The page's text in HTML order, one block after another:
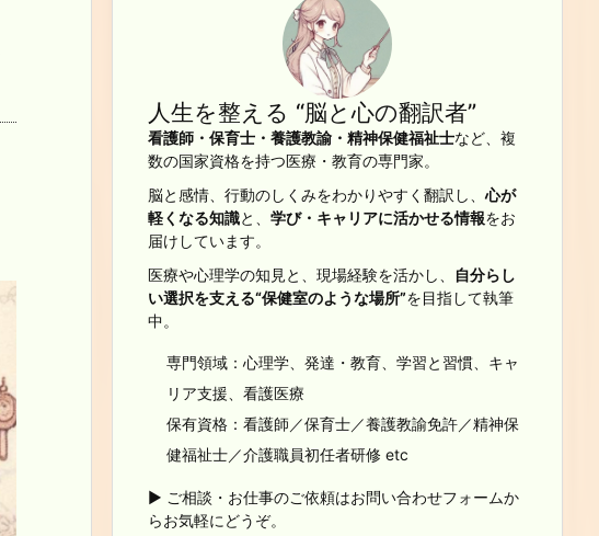
人生を整える “脳と心の翻訳者”
看護師・保育士・養護教諭・精神保健福祉士など、複
数の国家資格を持つ医療・教育の専門家。
脳と感情、行動のしくみをわかりやすく翻訳し、 心が
軽くなる知識と、 学び・キャリアに活かせる情報をお
届けしています。
医療や心理学の知見と、現場経験を活かし、
自分らし
い選択を支える“保健室のような場所”を目指して執筆
中。
専門領域：心理学、発達・教育、学習と習慣、キャ
リア支援、看護医療
保有資格：看護師／保育士／養護教諭免許／精神保
健福祉士／介護職員初任者研修 etc
▶ ご相談・お仕事のご依頼はお問い合わせフォームか
らお気軽にどうぞ。